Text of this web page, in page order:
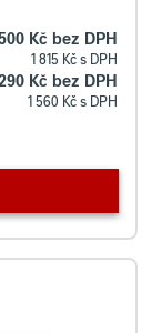
Kč bez DPH
1 815 Kč s DPH
Kč bez DPH
1 560 Kč s DPH